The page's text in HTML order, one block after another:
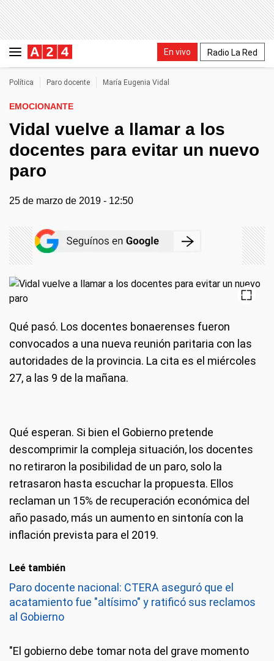
En vivo Radio La Red
Política Paro docente María Eugenia Vidal
EMOCIONANTE
Vidal vuelve a llamar a los
docentes para evitar un nuevo
paro
25 de marzo de 2019 - 12:50
Qué pasó. Los docentes bonaerenses fueron
convocados a una nueva reunión paritaria con las
autoridades de la provincia. La cita es el miércoles
27, a las 9 de la mañana.
Qué esperan. Si bien el Gobierno pretende
descomprimir la compleja situación, los docentes
no retiraron la posibilidad de un paro, solo la
retrasaron hasta escuchar la propuesta. Ellos
reclaman un 15% de recuperación económica del
año pasado, más un aumento en sintonía con la
inflación prevista para el 2019.
Leé también
Paro docente nacional: CTERA aseguró que el
acatamiento fue "altísimo" y ratificó sus reclamos
al Gobierno
"El gobierno debe tomar nota del grave momento